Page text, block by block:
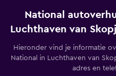
National
Luchthaven van
Hieronder vind je informatie
National in Luchthaven van
adres en